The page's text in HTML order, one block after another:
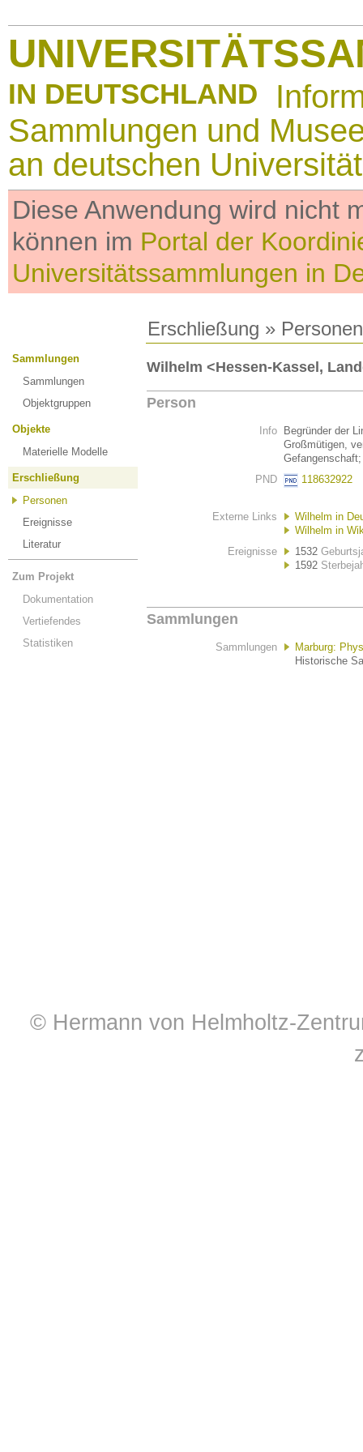
IN DEUTSCHLAND
Sammlungen und
an deutschen
Diese Anwendung wird nicht
können im Portal der
Universitätssammlungen in
Erschließung » Personen
Sammlungen
Sammlungen
Objektgruppen
Objekte
Materielle Modelle
Erschließung
Personen
Ereignisse
Literatur
Zum Projekt
Dokumentation
Vertiefendes
Statistiken
Wilhelm <Hessen-Kassel,
Person
Info
Begründer der
Großmütigen,
PND
118632922
Externe Links Wilhelm in
Wilhelm in
Ereignisse
1532
1592
Sammlungen
Sammlungen
Marburg:
Historische
© Hermann von Helmholtz-